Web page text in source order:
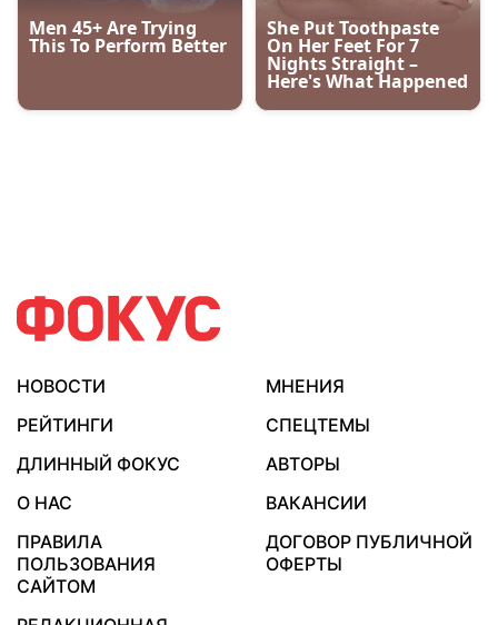
НОВОСТИ
МНЕНИЯ
РЕЙТИНГИ
СПЕЦТЕМЫ
ДЛИННЫЙ ФОКУС
АВТОРЫ
О НАС
ВАКАНСИИ
ПРАВИЛА
ПОЛЬЗОВАНИЯ
САЙТОМ
ДОГОВОР ПУБЛИЧНОЙ
ОФЕРТЫ